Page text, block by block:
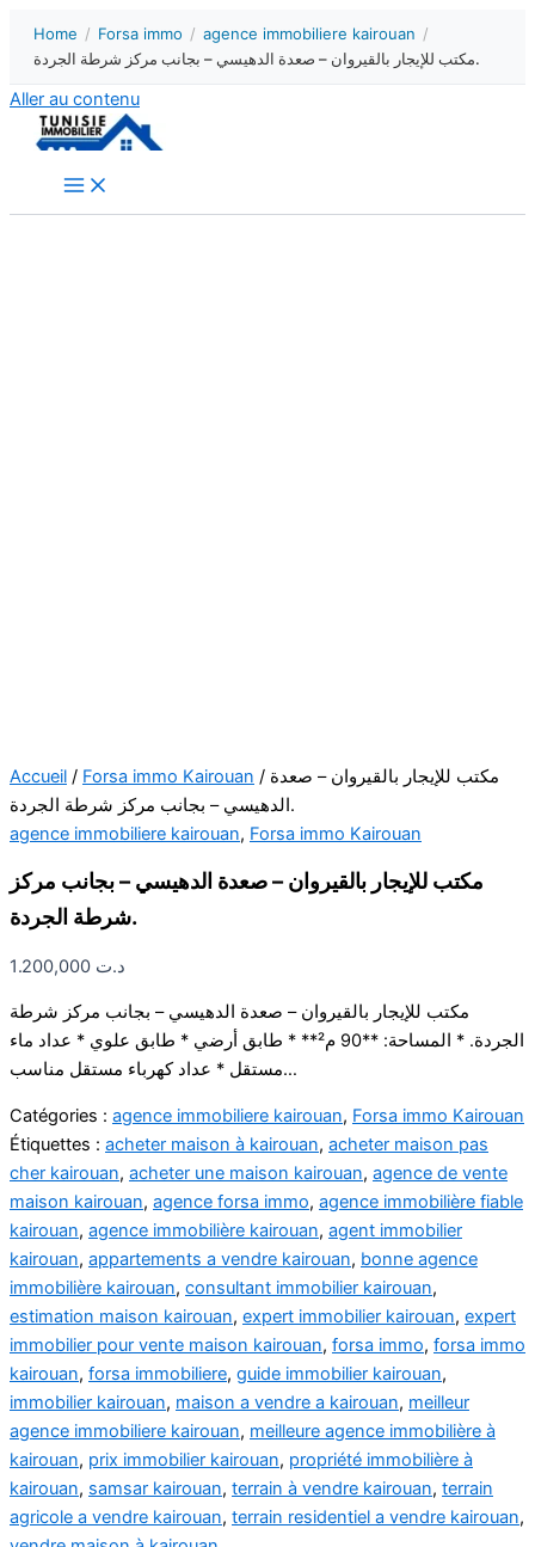
Home / Forsa immo / agence immobiliere kairouan /
مكتب للإيجار بالقيروان – صعدة الدهيسي – بجانب مركز شرطة الجردة.
Aller au contenu
Accueil / Forsa immo Kairouan / مكتب للإيجار بالقيروان – صعدة
الدهيسي – بجانب مركز شرطة الجردة.
agence immobiliere kairouan, Forsa immo Kairouan
مكتب للإيجار بالقيروان – صعدة الدهيسي – بجانب مركز
شرطة الجردة.
د.ت
مكتب للإيجار بالقيروان – صعدة الدهيسي – بجانب مركز شرطة
الجردة. * المساحة: **90 م²** * طابق أرضي * طابق علوي * عداد ماء
مستقل * عداد كهرباء مستقل مناسب…
Catégories : agence immobiliere kairouan, Forsa immo Kairouan
Étiquettes : acheter maison à kairouan, acheter maison pas
cher kairouan, acheter une maison kairouan, agence de vente
maison kairouan, agence forsa immo, agence immobilière fiable
kairouan, agence immobilière kairouan, agent immobilier
kairouan, appartements a vendre kairouan, bonne agence
immobilière kairouan, consultant immobilier kairouan,
estimation maison kairouan, expert immobilier kairouan, expert
immobilier pour vente maison kairouan, forsa immo, forsa immo
kairouan, forsa immobiliere, guide immobilier kairouan,
immobilier kairouan, maison a vendre a kairouan, meilleur
agence immobiliere kairouan, meilleure agence immobilière à
kairouan, prix immobilier kairouan, propriété immobilière à
kairouan, samsar kairouan, terrain à vendre kairouan, terrain
agricole a vendre kairouan, terrain residentiel a vendre kairouan,